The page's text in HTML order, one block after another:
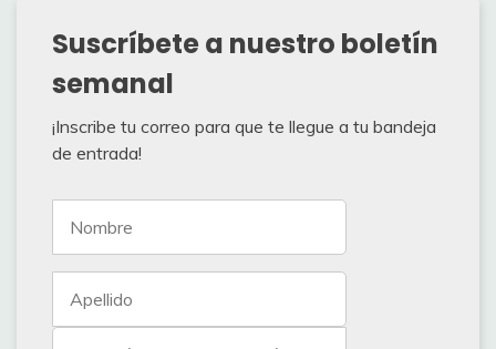
Suscríbete a nuestro boletín
semanal
¡Inscribe tu correo para que te llegue a tu bandeja
de entrada!